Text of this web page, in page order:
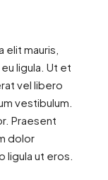
elit mauris,
ligula. Ut et
vel libero
vestibulum.
Praesent
dolor
ligula ut eros.